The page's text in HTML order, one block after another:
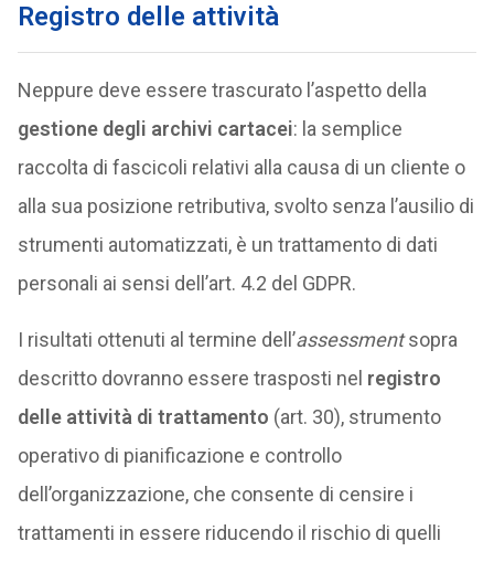
Registro delle attività
Neppure deve essere trascurato l’aspetto della
gestione degli archivi cartacei: la semplice
raccolta di fascicoli relativi alla causa di un cliente o
alla sua posizione retributiva, svolto senza l’ausilio di
strumenti automatizzati, è un trattamento di dati
personali ai sensi dell’art. 4.2 del GDPR.
I risultati ottenuti al termine dell’assessmentsopra
descritto dovranno essere trasposti nel registro
delle attività di trattamento (art. 30), strumento
operativo di pianificazione e controllo
dell’organizzazione, che consente di censire i
trattamenti in essere riducendo il rischio di quelli